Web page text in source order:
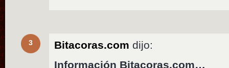
3 Bitacoras.com dijo:
Información Bitacoras.com…